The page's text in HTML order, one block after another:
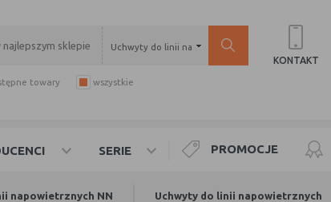
Uchwyty do linii napowietrznych
towary wszystkie
KONTAKT
SERIE PROMOCJE
napowietrznych NN Uchwyty do linii napowietrznych